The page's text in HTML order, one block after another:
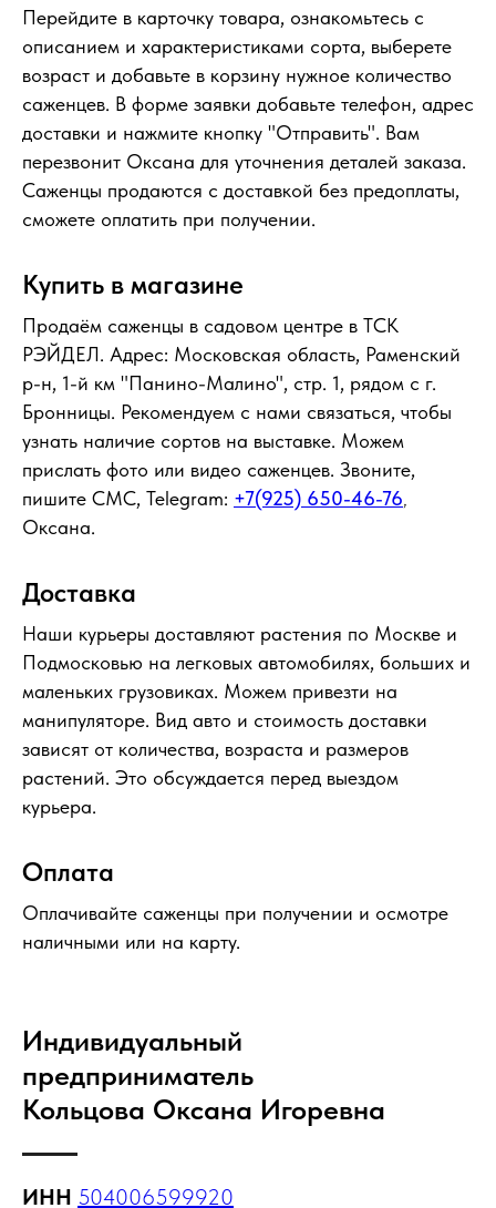
Перейдите в карточку товара, ознакомьтесь с
описанием и характеристиками сорта, выберете
возраст и добавьте в корзину нужное количество
саженцев. В форме заявки добавьте телефон, адрес
доставки и нажмите кнопку "Отправить". Вам
перезвонит Оксана для уточнения деталей заказа.
Саженцы продаются с доставкой без предоплаты,
сможете оплатить при получении.
Купить в магазине
Продаём саженцы в садовом центре в ТСК
РЭЙДЕЛ. Адрес: Московская область, Раменский
р-н, 1-й км "Панино-Малино", стр. 1, рядом с г.
Бронницы. Рекомендуем с нами связаться, чтобы
узнать наличие сортов на выставке. Можем
прислать фото или видео саженцев. Звоните,
пишите СМС, Telegram: +7(925) 650-46-76,
Оксана.
Доставка
Наши курьеры доставляют растения по Москве и
Подмосковью на легковых автомобилях, больших и
маленьких грузовиках. Можем привезти на
манипуляторе. Вид авто и стоимость доставки
зависят от количества, возраста и размеров
растений. Это обсуждается перед выездом
курьера.
Оплата
Оплачивайте саженцы при получении и осмотре
наличными или на карту.
Индивидуальный
предприниматель
Кольцова Оксана Игоревна
ИНН 504006599920